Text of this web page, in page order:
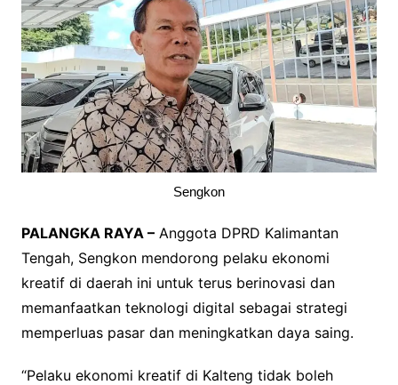
Sengkon
PALANGKA RAYA –Anggota DPRD Kalimantan
Tengah, Sengkon mendorong pelaku ekonomi
kreatif di daerah ini untuk terus berinovasi dan
memanfaatkan teknologi digital sebagai strategi
memperluas pasar dan meningkatkan daya saing.
“Pelaku ekonomi kreatif di Kalteng tidak boleh